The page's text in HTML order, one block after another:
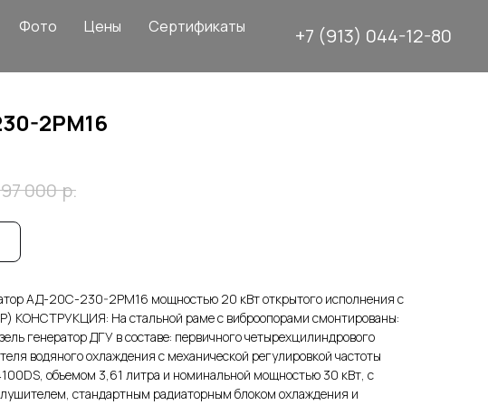
Фото Цены
Сертификаты
+7 (913) 044-12-80
2РМ16
000 р.
АД-20С-230-2РМ16 мощностью 20 кВт открытого исполнения с
КОНСТРУКЦИЯ: На стальной раме с виброопорами смонтированы:
генератор ДГУ в составе: первичного четырехцилиндрового
водяного охлаждения с механической регулировкой частоты
объемом 3,61 литра и номинальной мощностью 30 кВт, с
стандартным радиаторным блоком охлаждения и